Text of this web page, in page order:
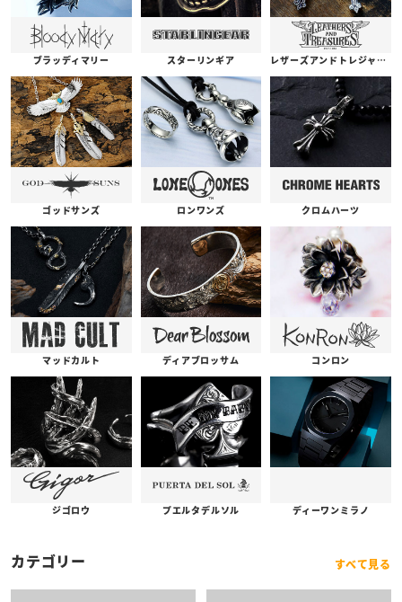
ブラッディマリー スターリンギア レザーズアンドトレジャーズ
ゴッドサンズ ロンワンズ クロムハーツ
マッドカルト ディアブロッサム コンロン
ジゴロウ プエルタデルソル ディーワンミラノ
カテゴリー すべて見る